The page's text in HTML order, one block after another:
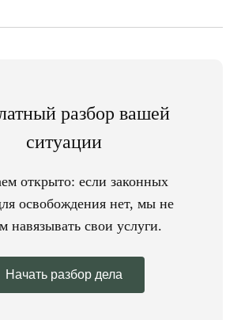
разбор вашей
ситуации
открыто: если законных
освобождения нет, мы не
навязывать свои услуги.
Начать разбор дела